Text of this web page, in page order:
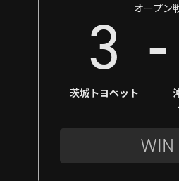
オープン
3
茨城トヨペット
-
WIN